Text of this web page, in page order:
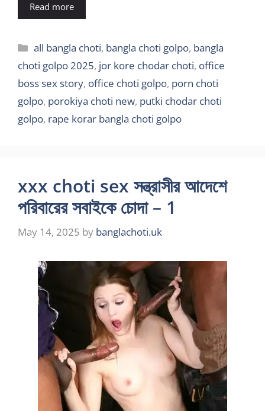
Read more
Categories
all bangla choti, bangla choti golpo, bangla
choti golpo 2025, jor kore chodar choti, office
boss sex story, office choti golpo, porn choti
golpo, porokiya choti new, putki chodar choti
golpo, rape korar bangla choti golpo
xxx choti sex সন্ত্রাসীর আদেশে
পরিবারের সবাইকে চোদা – 1
May 14, 2025 by banglachoti.uk